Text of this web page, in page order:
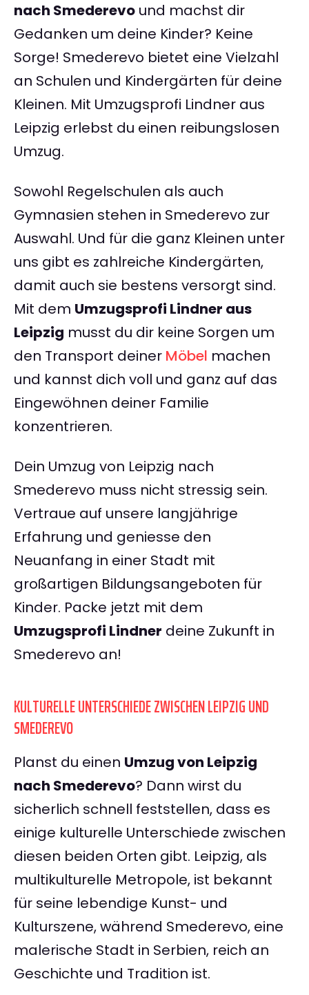
nach Smederevo und machst dir
Gedanken um deine Kinder? Keine
Sorge! Smederevo bietet eine Vielzahl
an Schulen und Kindergärten für deine
Kleinen. Mit Umzugsprofi Lindner aus
Leipzig erlebst du einen reibungslosen
Umzug.
Sowohl Regelschulen als auch
Gymnasien stehen in Smederevo zur
Auswahl. Und für die ganz Kleinen unter
uns gibt es zahlreiche Kindergärten,
damit auch sie bestens versorgt sind.
Mit dem Umzugsprofi Lindner aus
Leipzig musst du dir keine Sorgen um
den Transport deiner Möbel machen
und kannst dich voll und ganz auf das
Eingewöhnen deiner Familie
konzentrieren.
Dein Umzug von Leipzig nach
Smederevo muss nicht stressig sein.
Vertraue auf unsere langjährige
Erfahrung und geniesse den
Neuanfang in einer Stadt mit
großartigen Bildungsangeboten für
Kinder. Packe jetzt mit dem
Umzugsprofi Lindner deine Zukunft in
Smederevo an!
KULTURELLE UNTERSCHIEDE ZWISCHEN LEIPZIG UND
SMEDEREVO
Planst du einen Umzug von Leipzig
nach Smederevo? Dann wirst du
sicherlich schnell feststellen, dass es
einige kulturelle Unterschiede zwischen
diesen beiden Orten gibt. Leipzig, als
multikulturelle Metropole, ist bekannt
für seine lebendige Kunst- und
Kulturszene, während Smederevo, eine
malerische Stadt in Serbien, reich an
Geschichte und Tradition ist.